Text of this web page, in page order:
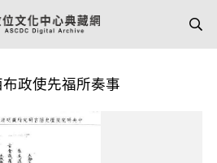
政使先福所奏事